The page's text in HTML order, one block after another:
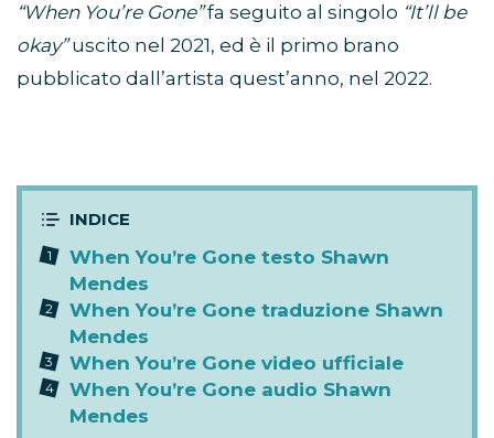
“When You’re Gone”fa seguito al singolo “It’ll be
okay”uscito nel 2021, ed è il primo brano
pubblicato dall’artista quest’anno, nel 2022.
When You’re Gone testo Shawn
Mendes
When You’re Gone traduzione Shawn
Mendes
When You’re Gone video ufficiale
When You’re Gone audio Shawn
Mendes